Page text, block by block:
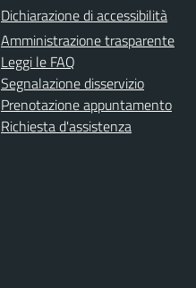
Dichiarazione di accessibilità
Amministrazione trasparente
Leggi le FAQ
Segnalazione disservizio
Prenotazione appuntamento
Richiesta d'assistenza